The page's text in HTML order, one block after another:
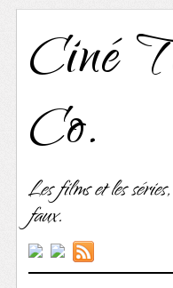
Ciné
Co.
Les films et les
faux.